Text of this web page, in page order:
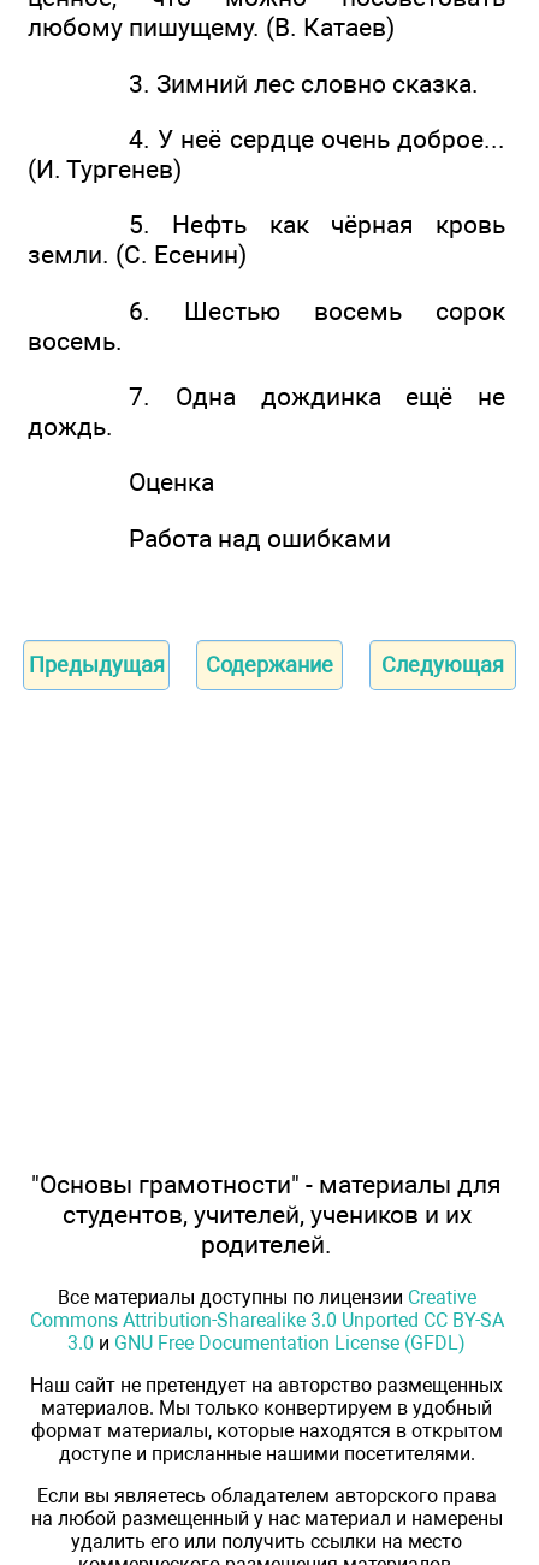
любому пишущему. (В. Катаев)
3. Зимний лес словно сказка.
4. У неё сердце очень доброе...
(И. Тургенев)
5. Нефть как чёрная кровь
земли. (С. Есенин)
6. Шестью восемь сорок
восемь.
7. Одна дождинка ещё не
дождь.
Оценка
Работа над ошибками
Предыдущая Содержание Следующая
"Основы грамотности" - материалы для
студентов, учителей, учеников и их
родителей.
Все материалы доступны по лицензии Creative
Commons Attribution-Sharealike 3.0 Unported CC BY-SA
3.0 и GNU Free Documentation License (GFDL)
Наш сайт не претендует на авторство размещенных
материалов. Мы только конвертируем в удобный
формат материалы, которые находятся в открытом
доступе и присланные нашими посетителями.
Если вы являетесь обладателем авторского права
на любой размещенный у нас материал и намерены
удалить его или получить ссылки на место